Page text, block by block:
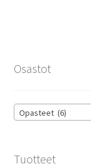
Osastot
Opasteet (6)
Tuotteet